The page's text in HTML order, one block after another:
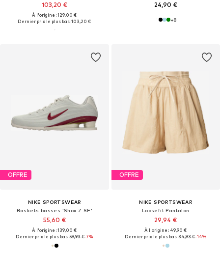
103,20 €
À l'origine : 129,00 €
Dernier prix le plus bas :103,20 €
24,90 €
+8
OFFRE
NIKE SPORTSWEAR
Baskets basses 'Shox Z SE'
55,60 €
À l'origine : 139,00 €
Dernier prix le plus bas :59,93 €-7%
OFFRE
NIKE SPORTSWEAR
Loosefit Pantalon
29,94 €
À l'origine : 49,90 €
Dernier prix le plus bas :34,93 €-14%